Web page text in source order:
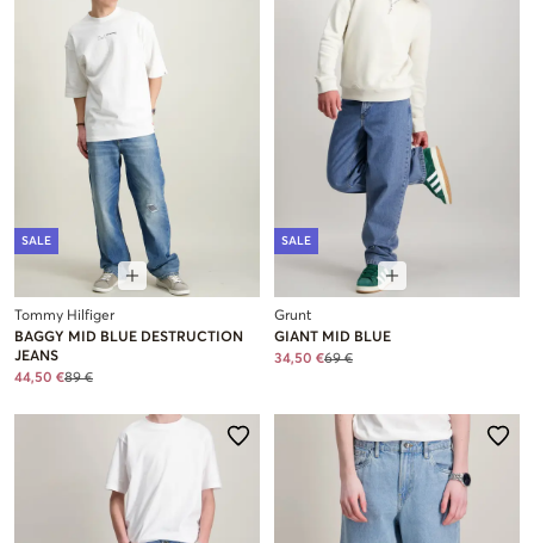
SALE
Tommy Hilfiger
BAGGY MID BLUE DESTRUCTION
JEANS
44,50 €89 €
SALE
Grunt
GIANT MID BLUE
34,50 €69 €